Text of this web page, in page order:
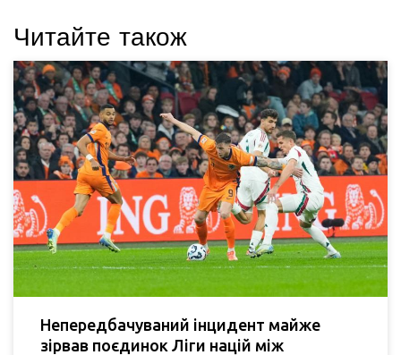
Читайте також
Непередбачуваний інцидент майже
зірвав поєдинок Ліги націй між